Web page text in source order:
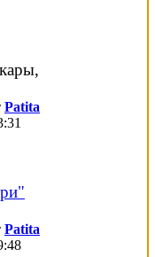
Patita
Patita